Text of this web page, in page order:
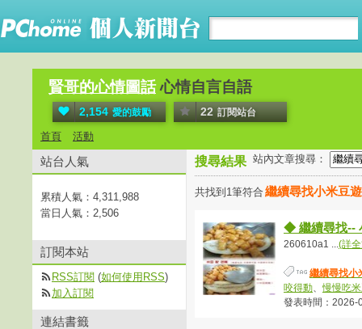
賢哥的心情圖話 心情自言自語
2,154 愛的鼓勵 22 訂閱站台
首頁 活動
搜尋結果 站內文章搜尋：
共找到1筆符合 繼續尋找小米豆
◆ 繼續尋找--
260610a1 ...(詳
繼續尋找小
咬得動、慢慢吃
發表時間：2026-
站台人氣
累積人氣： 4,311,988
當日人氣： 2,506
訂閱本站
RSS訂閱 (如何使用RSS)
加入訂閱
連結書籤